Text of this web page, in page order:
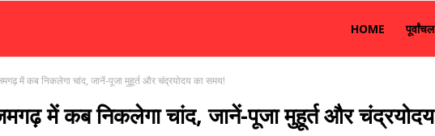
HOME पूर्वांचल
में कब निकलेगा चांद, जानें-पूजा मुहूर्त और चंद्रयोदय का समय!
में कब निकलेगा चांद, जानें-पूजा मुहूर्त और चंद्रयोदय